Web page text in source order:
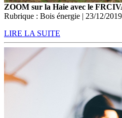
ZOOM sur la Haie avec le
Rubrique : Bois énergie | 23/12/2019
LIRE LA SUITE